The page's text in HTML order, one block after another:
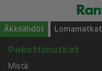
Äkkilähdöt Lomamatkat
Pakettimatkat
Mistä